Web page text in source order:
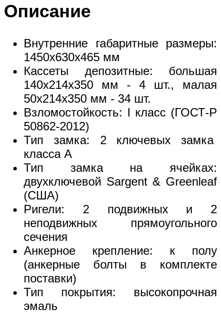
Описание
Внутренние габаритные размеры:
1450х630х465 мм
Кассеты депозитные: большая
140х214х350 мм - 4 шт., малая
50х214х350 мм - 34 шт.
Взломостойкость: I класс (ГОСТ-Р
50862-2012)
Тип замка: 2 ключевых замка
класса А
Тип замка на ячейках:
двухключевой Sargent & Greenleaf
(США)
Ригели: 2 подвижных и 2
неподвижных прямоугольного
сечения
Анкерное крепление: к полу
(анкерные болты в комплекте
поставки)
Тип покрытия: высокопрочная
эмаль